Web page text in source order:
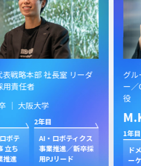
表戦略本部 社長室 リーダ
ライムストラテジー 取締
卒 ｜ 同志社大学
業 マ
担当
セキュリティ事業
新規立ち上げ
グ
イ
1年目
新
ン
ク